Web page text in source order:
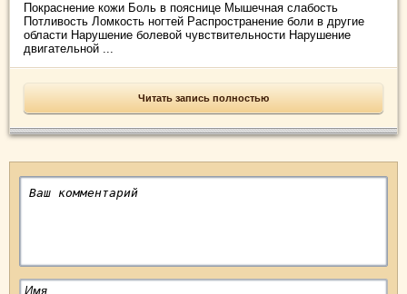
Покраснение кожи Боль в пояснице Мышечная слабость
Потливость Ломкость ногтей Распространение боли в другие
области Нарушение болевой чувствительности Нарушение
двигательной ...
Читать запись полностью